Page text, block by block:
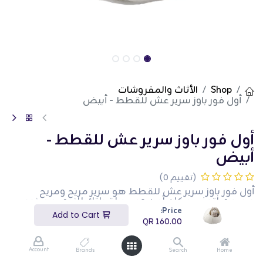
Price:
160.00
Home
Search
Brands
Account
Shop الأثاث والمفروشات
أول فور باوز سرير عش للقطط - أبيض
أول فور باوز سرير عش للقطط -
أبيض
(تقييم 0)
أول فور باوز سرير عش للقطط هو سرير مريح ومريح
مصمم لتوفير مكان آمن ومريح لقطتك للنوم. مصنوع
من مواد ناعمة وعالية الجودة، يوفر هذا السرير دعمًا ممتازًا
ودفءًا. يخلق التصميم الشبيه بالعش إحساسًا بالأمان، مما
يجعله مثاليًا للقطط التي تحب الالتفاف والنوم. يضيف
اللون الأبيض لمسة من الأناقة إلى أي ديكور منزلي. هذا
السرير مثالي لأصحاب القطط الذين يرغبون في توفير
مساحة نوم فاخرة ومريحة لحيواناتهم الأليفة.